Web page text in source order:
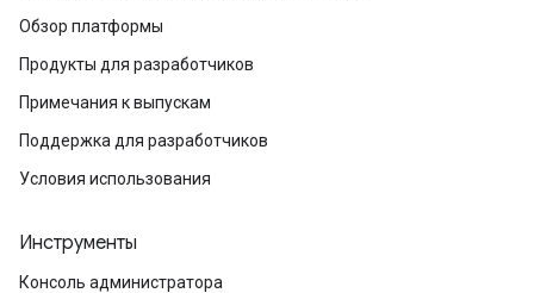
Обзор платформы
Продукты для разработчиков
Примечания к выпускам
Поддержка для разработчиков
Условия использования
Инструменты
Консоль администратора